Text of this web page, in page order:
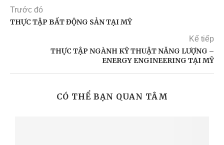
Trước đó
THỰC TẬP BẤT ĐỘNG SẢN TẠI MỸ
Kế tiếp
THỰC TẬP NGÀNH KỸ THUẬT NĂNG LƯỢNG –
ENERGY ENGINEERING TẠI MỸ
CÓ THỂ BẠN QUAN TÂM